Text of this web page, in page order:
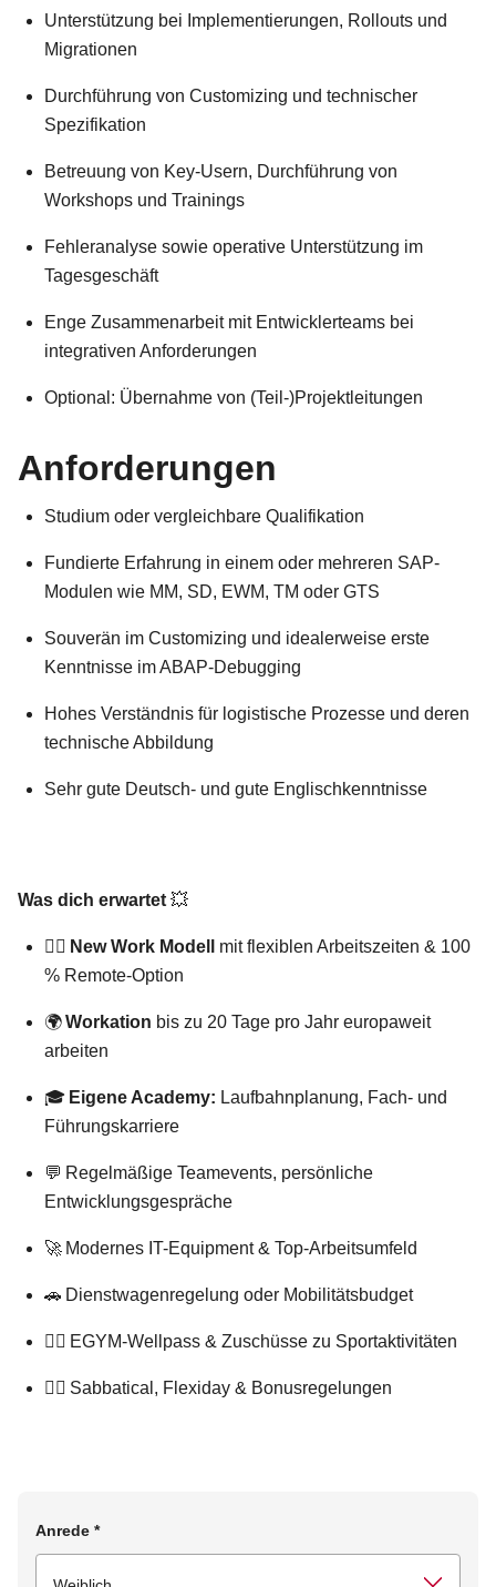
Unterstützung bei Implementierungen, Rollouts und
Migrationen
Durchführung von Customizing und technischer
Spezifikation
Betreuung von Key-Usern, Durchführung von
Workshops und Trainings
Fehleranalyse sowie operative Unterstützung im
Tagesgeschäft
Enge Zusammenarbeit mit Entwicklerteams bei
integrativen Anforderungen
Optional: Übernahme von (Teil-)Projektleitungen
Anforderungen
Studium oder vergleichbare Qualifikation
Fundierte Erfahrung in einem oder mehreren SAP-
Modulen wie MM, SD, EWM, TM oder GTS
Souverän im Customizing und idealerweise erste
Kenntnisse im ABAP-Debugging
Hohes Verständnis für logistische Prozesse und deren
technische Abbildung
Sehr gute Deutsch- und gute Englischkenntnisse
Was dich erwartet 💥
🧘‍♂️ New Work Modell
mit flexiblen Arbeitszeiten & 100
% Remote-Option
🌍Workation bis zu 20 Tage pro Jahr europaweit
arbeiten
🎓 Eigene Academy: Laufbahnplanung, Fach- und
Führungskarriere
💬 Regelmäßige Teamevents, persönliche
Entwicklungsgespräche
🚀 Modernes IT-Equipment & Top-Arbeitsumfeld
🚗 Dienstwagenregelung oder Mobilitätsbudget
🏋️‍♀️ EGYM-Wellpass & Zuschüsse zu Sportaktivitäten
🧘‍♀️ Sabbatical, Flexiday & Bonusregelungen
Anrede *